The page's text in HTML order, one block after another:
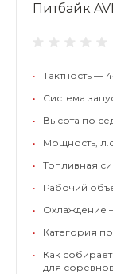
Питбайк
•
•
•
Высота по
•
Мощность,
•
Топливная
•
Рабочий
•
Охлаждение
•
Категория
•
Как
для